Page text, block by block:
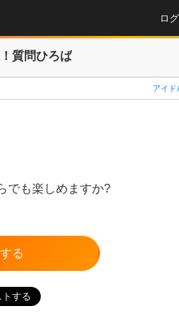
ロ
質問ひろば
アイド
でも楽しめますか?
る
トする